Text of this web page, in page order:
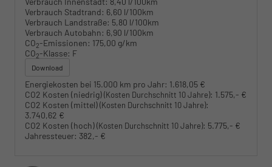
Verbrauch Stadtrand: 6,60 l/100km
Verbrauch Landstraße: 5,80 l/100km
Verbrauch Autobahn: 6,90 l/100km
CO2-Emissionen: 175,00 g/km
CO2-Klasse: F
Download
Energiekosten bei 15.000 km pro Jahr: 1.618,05 €
CO2 Kosten (niedrig)(Kosten Durchschnitt 10 Jahre): 1.575,- €
CO2 Kosten (mittel)(Kosten Durchschnitt 10 Jahre):
3.740,62 €
CO2 Kosten (hoch)(Kosten Durchschnitt 10 Jahre): 5.775,- €
Jahressteuer: 382,- €